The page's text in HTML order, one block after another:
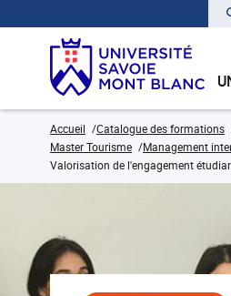
Accueil Catalogue des formations
Master Tourisme
Management
Valorisation de l'engagement